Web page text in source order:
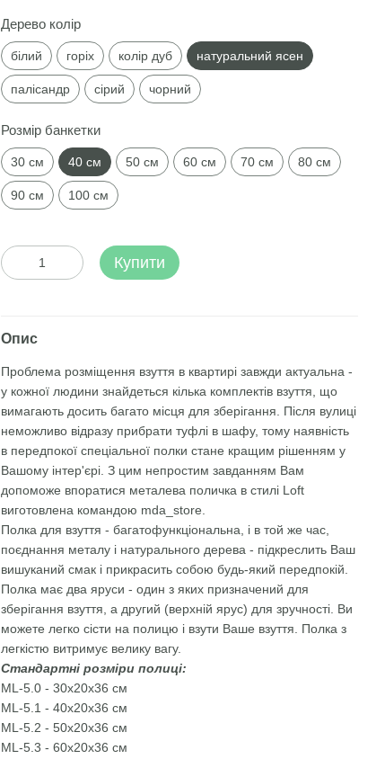
Дерево колір
білий горіх колір дуб натуральний ясен
палісандр сірий чорний
Розмір банкетки
30 см 40 см 50 см 60 см 70 см 80 см
90 см 100 см
Купити
Опис
Проблема розміщення взуття в квартирі завжди актуальна -
у кожної людини знайдеться кілька комплектів взуття, що
вимагають досить багато місця для зберігання. Після вулиці
неможливо відразу прибрати туфлі в шафу, тому наявність
в передпокої спеціальної полки стане кращим рішенням у
Вашому інтер'єрі. З цим непростим завданням Вам
допоможе впоратися металева поличка в стилі Loft
виготовлена ​​командою mda_store.
Полка для взуття - багатофункціональна, і в той же час,
поєднання металу і натурального дерева - підкреслить Ваш
вишуканий смак і прикрасить собою будь-який передпокій.
Полка має два яруси - один з яких призначений для
зберігання взуття, а другий (верхній ярус) для зручності. Ви
можете легко сісти на полицю і взути Ваше взуття. Полка з
легкістю витримує велику вагу.
Стандартні розміри полиці:
ML-5.0 - 30х20х36 см
ML-5.1 - 40х20х36 см
ML-5.2 - 50х20х36 см
ML-5.3 - 60х20х36 см